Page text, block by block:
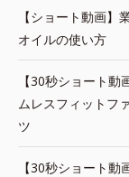
【ショート動画
オイルの使い方
【30秒ショート
ムレスフィットフ
ツ
【30秒ショート